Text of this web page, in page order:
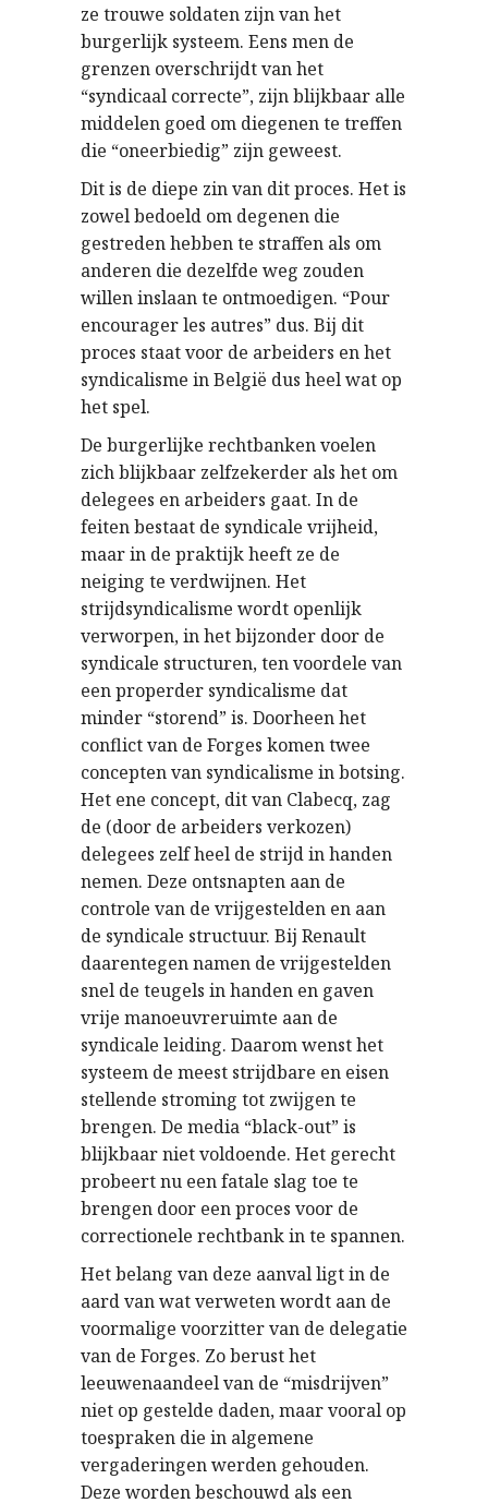
ze trouwe soldaten zijn van het
burgerlijk systeem. Eens men de
grenzen overschrijdt van het
“syndicaal correcte”, zijn blijkbaar alle
middelen goed om diegenen te treffen
die “oneerbiedig” zijn geweest.
Dit is de diepe zin van dit proces. Het is
zowel bedoeld om degenen die
gestreden hebben te straffen als om
anderen die dezelfde weg zouden
willen inslaan te ontmoedigen. “Pour
encourager les autres” dus. Bij dit
proces staat voor de arbeiders en het
syndicalisme in België dus heel wat op
het spel.
De burgerlijke rechtbanken voelen
zich blijkbaar zelfzekerder als het om
delegees en arbeiders gaat. In de
feiten bestaat de syndicale vrijheid,
maar in de praktijk heeft ze de
neiging te verdwijnen. Het
strijdsyndicalisme wordt openlijk
verworpen, in het bijzonder door de
syndicale structuren, ten voordele van
een properder syndicalisme dat
minder “storend” is. Doorheen het
conflict van de Forges komen twee
concepten van syndicalisme in botsing.
Het ene concept, dit van Clabecq, zag
de (door de arbeiders verkozen)
delegees zelf heel de strijd in handen
nemen. Deze ontsnapten aan de
controle van de vrijgestelden en aan
de syndicale structuur. Bij Renault
daarentegen namen de vrijgestelden
snel de teugels in handen en gaven
vrije manoeuvreruimte aan de
syndicale leiding. Daarom wenst het
systeem de meest strijdbare en eisen
stellende stroming tot zwijgen te
brengen. De media “black-out” is
blijkbaar niet voldoende. Het gerecht
probeert nu een fatale slag toe te
brengen door een proces voor de
correctionele rechtbank in te spannen.
Het belang van deze aanval ligt in de
aard van wat verweten wordt aan de
voormalige voorzitter van de delegatie
van de Forges. Zo berust het
leeuwenaandeel van de “misdrijven”
niet op gestelde daden, maar vooral op
toespraken die in algemene
vergaderingen werden gehouden.
Deze worden beschouwd als een